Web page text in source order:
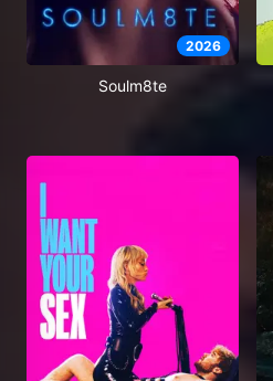
2026
Soulm8te